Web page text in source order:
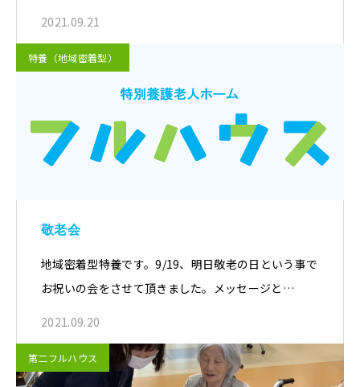
2021.09.21
特養（地域密着型）
敬老会
地域密着型特養です。9/19、明日敬老の日という事で
お祝いの会をさせて頂きました。メッセージと…
2021.09.20
第二フルハウス